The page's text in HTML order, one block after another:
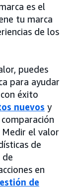
es el
tu marca
de los
puedes
para ayudar
éxito
nuevos y
Medir el valor
de
de
en
de